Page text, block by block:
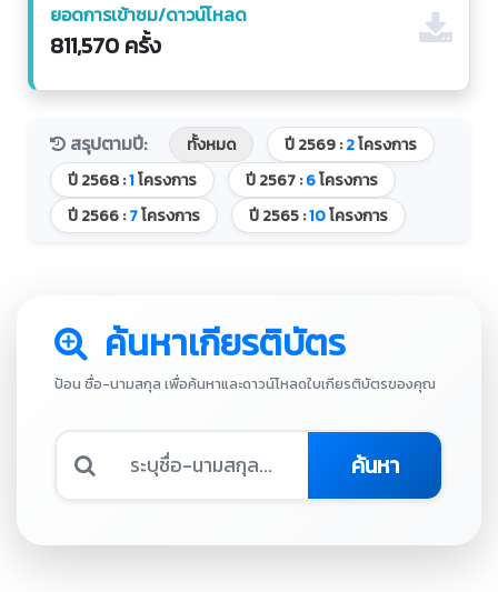
ยอดการเข้าชม/ดาวน์โหลด
811,570 ครั้ง
สรุปตามปี: ทั้งหมด ปี 2569 :2โครงการ
ปี 2568 :1โครงการ ปี 2567 :6โครงการ
ปี 2566 :7โครงการ ปี 2565 :10โครงการ
ค้นหาเกียรติบัตร
ป้อน ชื่อ-นามสกุล เพื่อค้นหาและดาวน์โหลดใบเกียรติบัตรของคุณ
ค้นหา